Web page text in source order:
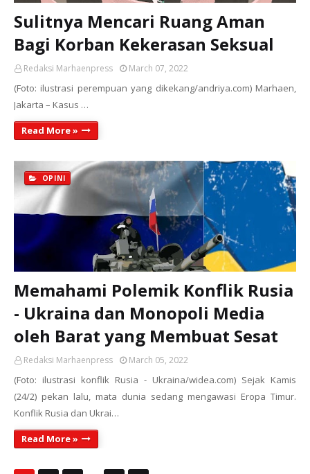
Sulitnya Mencari Ruang Aman
Bagi Korban Kekerasan Seksual
Redaksi Marhaenpress March 07, 2022
(Foto: ilustrasi perempuan yang dikekang/andriya.com) Marhaen,
Jakarta – Kasus …
Read More »
OPINI
Memahami Polemik Konflik Rusia
- Ukraina dan Monopoli Media
oleh Barat yang Membuat Sesat
Redaksi Marhaenpress March 05, 2022
(Foto: ilustrasi konflik Rusia - Ukraina/widea.com) Sejak Kamis
(24/2) pekan lalu, mata dunia sedang mengawasi Eropa Timur.
Konflik Rusia dan Ukrai…
Read More »